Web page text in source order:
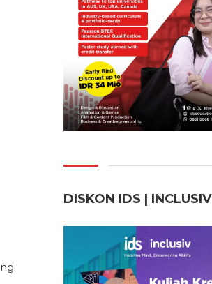
DISKON IDS | INCLUSIV